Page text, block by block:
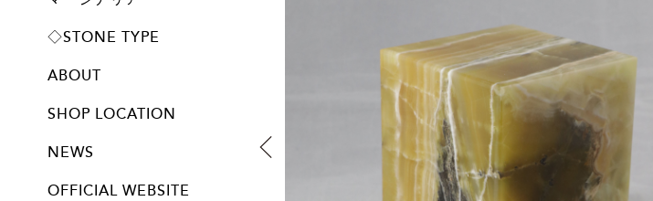
◇STONE TYPE
ABOUT
SHOP LOCATION
NEWS
OFFICIAL WEBSITE